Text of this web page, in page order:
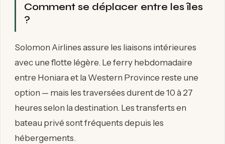
Comment se déplacer entre les îles
?
Solomon Airlines assure les liaisons intérieures
avec une flotte légère. Le ferry hebdomadaire
entre Honiara et la Western Province reste une
option — mais les traversées durent de 10 à 27
heures selon la destination. Les transferts en
bateau privé sont fréquents depuis les
hébergements.